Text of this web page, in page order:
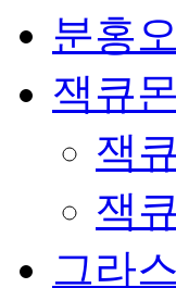
분홍
잭큐
잭
잭
그라스